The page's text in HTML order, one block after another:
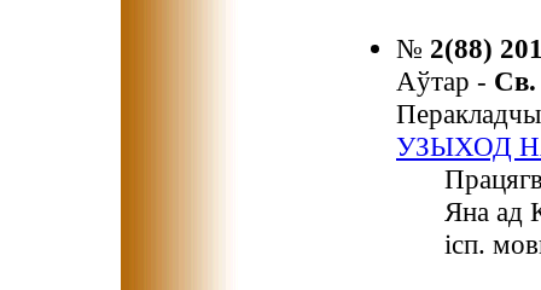
№ 2(88)
Аўтар -
УЗЫХОД
Яна ад
ісп.